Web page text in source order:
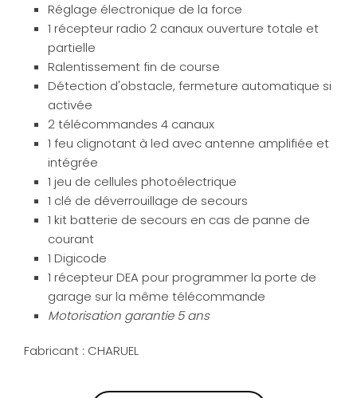
Réglage électronique de la force
1 récepteur radio 2 canaux ouverture totale et
partielle
Ralentissement fin de course
Détection d'obstacle, fermeture automatique si
activée
2 télécommandes 4 canaux
1 feu clignotant à led avec antenne amplifiée et
intégrée
1 jeu de cellules photoélectrique
1 clé de déverrouillage de secours
1 kit batterie de secours en cas de panne de
courant
1 Digicode
1 récepteur DEA pour programmer la porte de
garage sur la même télécommande
Motorisation garantie 5 ans
Fabricant : CHARUEL